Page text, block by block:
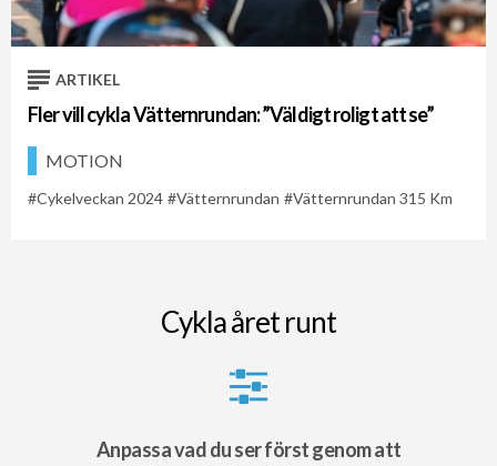
ARTIKEL
Fler vill cykla Vätternrundan: ”Väldigt roligt att se”
MOTION
Cykelveckan 2024 Vätternrundan Vätternrundan 315 Km
Cykla året runt
Anpassa vad du ser först genom att